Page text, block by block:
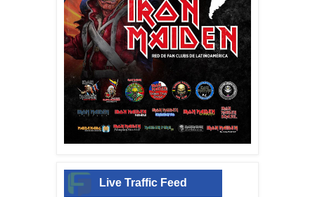
Live Traffic Feed